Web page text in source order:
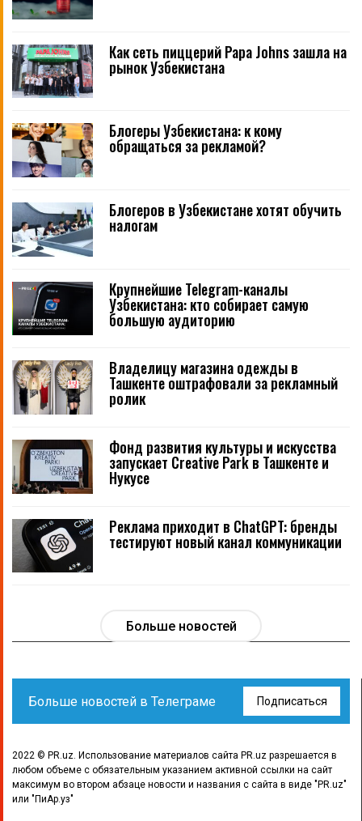
Как сеть пиццерий Papa Johns зашла на
рынок Узбекистана
Блогеры Узбекистана: к кому
обращаться за рекламой?
Блогеров в Узбекистане хотят обучить
налогам
Крупнейшие Telegram-каналы
Узбекистана: кто собирает самую
большую аудиторию
Владелицу магазина одежды в
Ташкенте оштрафовали за рекламный
ролик
Фонд развития культуры и искусства
запускает Creative Park в Ташкенте и
Нукусе
Реклама приходит в ChatGPT: бренды
тестируют новый канал коммуникации
Больше новостей
Больше новостей в Телеграме Подписаться
2022 © PR.uz. Использование материалов сайта PR.uz разрешается в
любом объеме с обязательным указанием активной ссылки на сайт
максимум во втором абзаце новости и названия с сайта в виде "PR.uz"
или "ПиАр.уз"